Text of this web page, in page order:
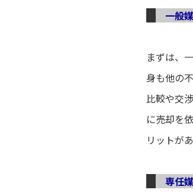
一般
まずは、
身も他の
比較や交
に売却を
リットが
専任